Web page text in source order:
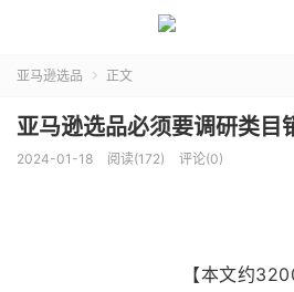
亚马逊选品  正文
亚马逊选品必须要调研类目
2024-01-18 阅读(172) 评论(0)
【本文约